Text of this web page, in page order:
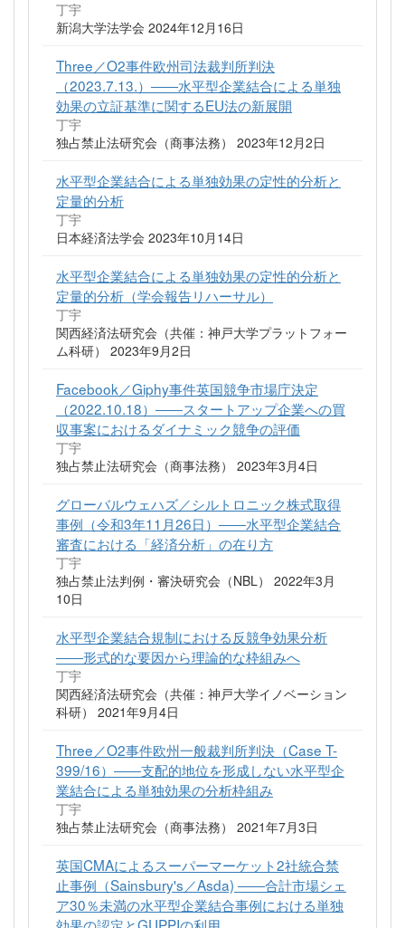
丁宇
新潟大学法学会 2024年12月16日
Three／O2事件欧州司法裁判所判決
（2023.7.13.）――水平型企業結合による単独
効果の立証基準に関するEU法の新展開
丁宇
独占禁止法研究会（商事法務） 2023年12月2日
水平型企業結合による単独効果の定性的分析と
定量的分析
丁宇
日本経済法学会 2023年10月14日
水平型企業結合による単独効果の定性的分析と
定量的分析（学会報告リハーサル）
丁宇
関西経済法研究会（共催：神戸大学プラットフォー
ム科研） 2023年9月2日
Facebook／Giphy事件英国競争市場庁決定
（2022.10.18）――スタートアップ企業への買
収事案におけるダイナミック競争の評価
丁宇
独占禁止法研究会（商事法務） 2023年3月4日
グローバルウェハズ／シルトロニック株式取得
事例（令和3年11月26日）――水平型企業結合
審査における「経済分析」の在り方
丁宇
独占禁止法判例・審決研究会（NBL） 2022年3月
10日
水平型企業結合規制における反競争効果分析
――形式的な要因から理論的な枠組みへ
丁宇
関西経済法研究会（共催：神戸大学イノベーション
科研） 2021年9月4日
Three／O2事件欧州一般裁判所判決（Case T-
399/16）――支配的地位を形成しない水平型企
業結合による単独効果の分析枠組み
丁宇
独占禁止法研究会（商事法務） 2021年7月3日
英国CMAによるスーパーマーケット2社統合禁
止事例（Sainsbury's／Asda) ――合計市場シェ
ア30％未満の水平型企業結合事例における単独